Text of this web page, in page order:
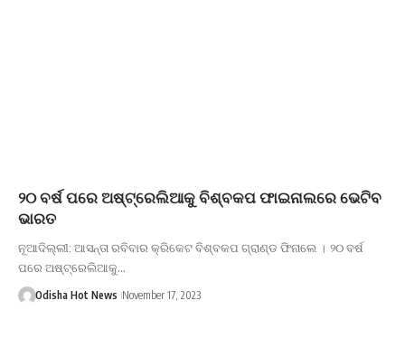
୨୦ ବର୍ଷ ପରେ ଅଷ୍ଟ୍ରେଲିଆକୁ ବିଶ୍ବକପ ଫାଇନାଲରେ ଭେଟିବ
ଭାରତ
ନୂଆଦିଲ୍ଲୀ: ଆସନ୍ତା ରବିବାର କ୍ରିକେଟ ବିଶ୍ବକପ ଗ୍ରାଣ୍ଡ ଫିନାଲେ । ୨୦ ବର୍ଷ
ପରେ ଅଷ୍ଟ୍ରେଲିଆକୁ…
Odisha Hot News November 17, 2023